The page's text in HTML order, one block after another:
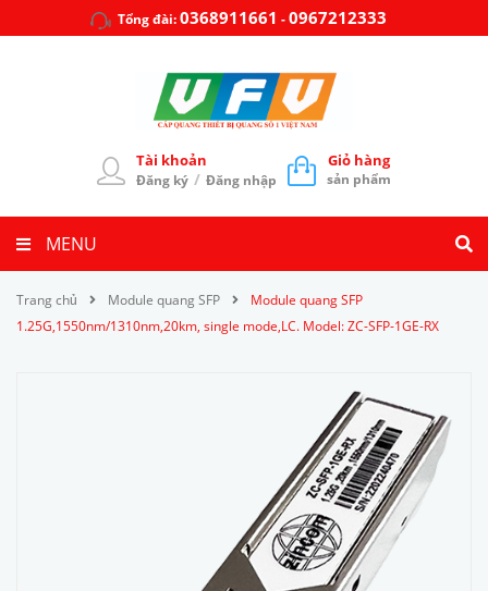
Tổng đài:0368911661 -0967212333
Tài khoản
Đăng ký / Đăng nhập
Giỏ hàng
sản phẩm
MENU
Trang chủ Module quang SFP
Module quang SFP
1.25G,1550nm/1310nm,20km, single mode,LC. Model: ZC-SFP-1GE-RX